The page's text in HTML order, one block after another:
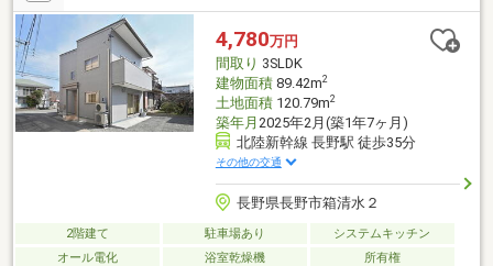
4,780万円
間取り 3SLDK
建物面積89.42m2
土地面積120.79m2
築年月 2025年2月(築1年7ヶ月)
北陸新幹線 長野駅 徒歩35分
その他の交通
長野県長野市箱清水２
2階建て 駐車場あり
システムキッチン
オール電化
浴室乾燥機 所有権